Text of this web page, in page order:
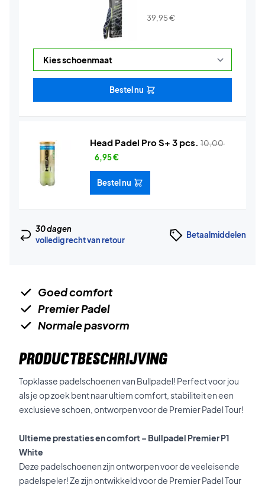
39,95€
Bestel nu
Head Padel Pro S+ 3 pcs. 10,00
6,95€
Bestel nu
30 dagen
volledig recht van retour
Betaalmiddelen
Goed comfort
Premier Padel
Normale pasvorm
PRODUCTBESCHRIJVING
Topklasse padelschoenen van Bullpadel! Perfect voor jou
als je op zoek bent naar ultiem comfort, stabiliteit en een
exclusieve schoen, ontworpen voor de Premier Padel Tour!
Ultieme prestaties en comfort – Bullpadel Premier P1
White
Deze padelschoenen zijn ontworpen voor de veeleisende
padelspeler! Ze zijn ontwikkeld voor de Premier Padel Tour